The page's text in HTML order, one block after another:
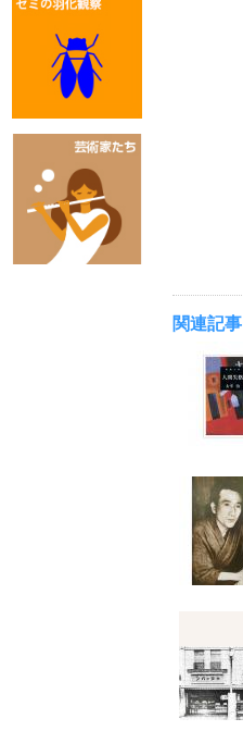
関連記事